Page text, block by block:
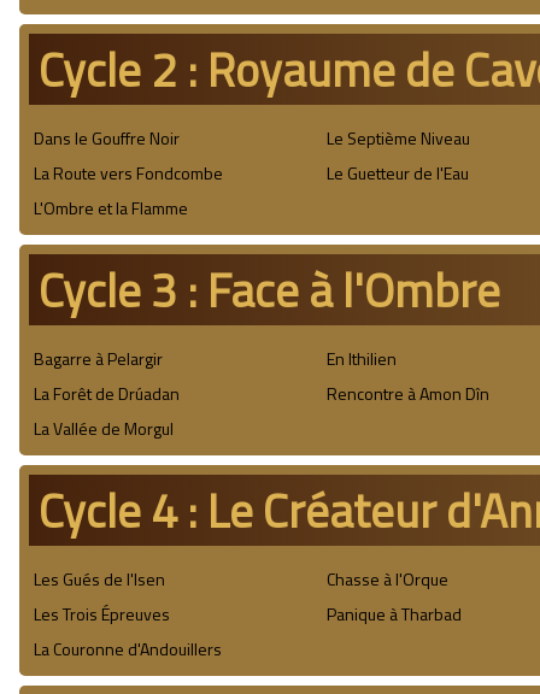
Cycle 2 : Royaume de
Dans le Gouffre Noir
Le Septième Niveau
La Route vers Fondcombe
Le Guetteur de l'Eau
L'Ombre et la Flamme
Cycle 3 : Face à l'Ombre
Bagarre à Pelargir
En Ithilien
La Forêt de Drúadan
Rencontre à Amon Dîn
La Vallée de Morgul
Cycle 4 : Le Créateur
Les Gués de l'Isen
Chasse à l'Orque
Les Trois Épreuves
Panique à Tharbad
La Couronne d'Andouillers